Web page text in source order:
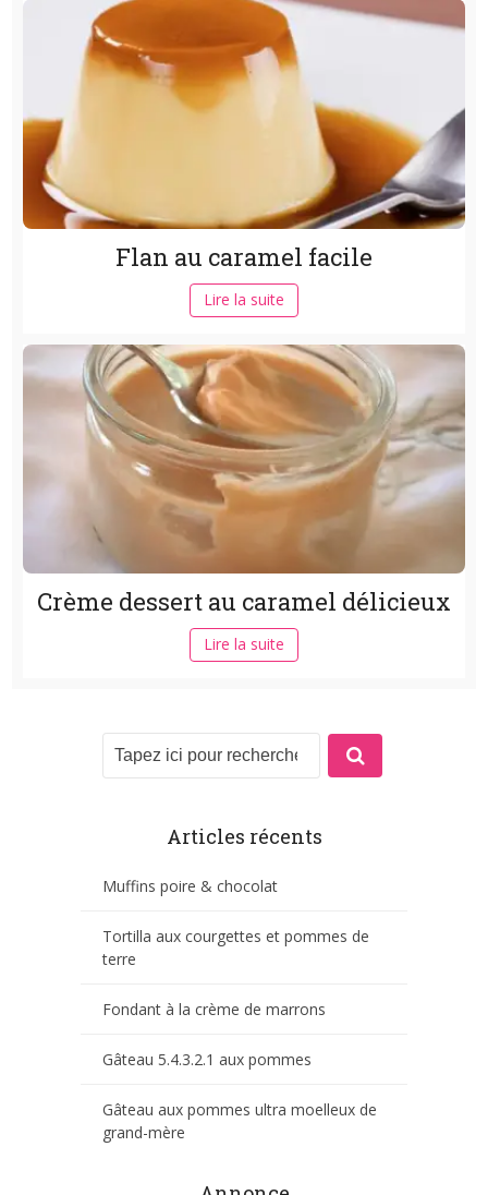
Flan au caramel facile
Lire la suite
Crème dessert au caramel délicieux
Lire la suite
Articles récents
Muffins poire & chocolat
Tortilla aux courgettes et pommes de
terre
Fondant à la crème de marrons
Gâteau 5.4.3.2.1 aux pommes
Gâteau aux pommes ultra moelleux de
grand-mère